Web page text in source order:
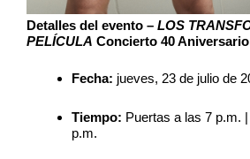
Detalles del evento – LOS
PELÍCULA Concierto 40 Aniversario
Fecha: jueves, 23 de julio de
Tiempo: Puertas a las 7 p.m.
p.m.